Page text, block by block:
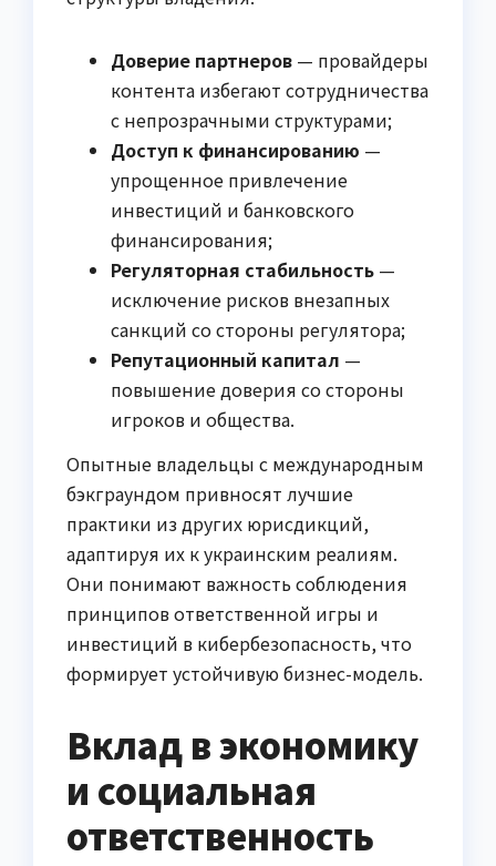
Доверие партнеров — провайдеры
контента избегают сотрудничества
с непрозрачными структурами;
Доступ к финансированию —
упрощенное привлечение
инвестиций и банковского
финансирования;
Регуляторная стабильность —
исключение рисков внезапных
санкций со стороны регулятора;
Репутационный капитал —
повышение доверия со стороны
игроков и общества.
Опытные владельцы с международным
бэкграундом привносят лучшие
практики из других юрисдикций,
адаптируя их к украинским реалиям.
Они понимают важность соблюдения
принципов ответственной игры и
инвестиций в кибербезопасность, что
формирует устойчивую бизнес-модель.
Вклад в экономику
и социальная
ответственность